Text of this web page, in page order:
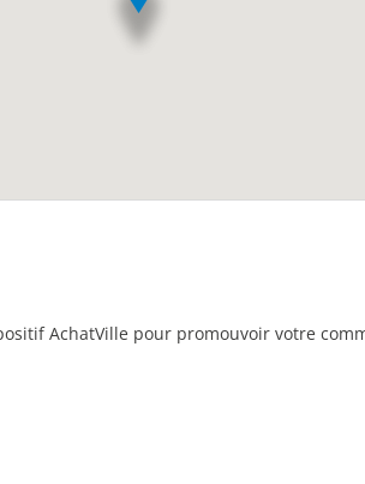
AchatVille pour promouvoir votre